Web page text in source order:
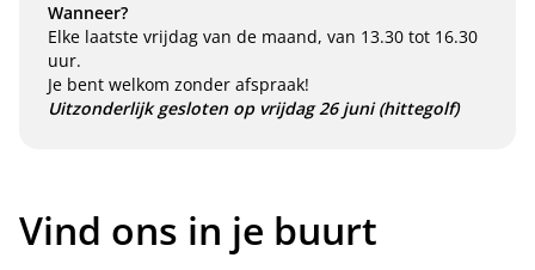
Wanneer?
Elke laatste vrijdag van de maand, van 13.30 tot 16.30
uur.
Je bent welkom zonder afspraak!
Uitzonderlijk gesloten op vrijdag 26 juni (hittegolf)
Vind ons in je buurt